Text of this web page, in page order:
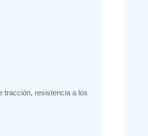
tracción, resistencia a los